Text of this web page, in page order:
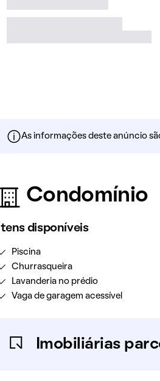
As informações deste anúncio
Condomínio
Itens disponíveis
Piscina
Churrasqueira
Lavanderia no prédio
Vaga de garagem acessível
Imobiliárias